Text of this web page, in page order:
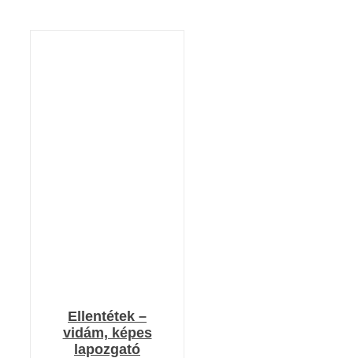
Ellentétek –
vidám, képes
lapozgató